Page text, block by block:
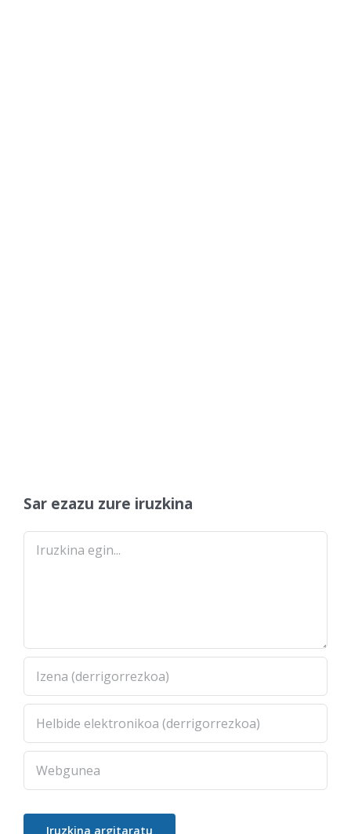
Sar ezazu zure iruzkina
Comment